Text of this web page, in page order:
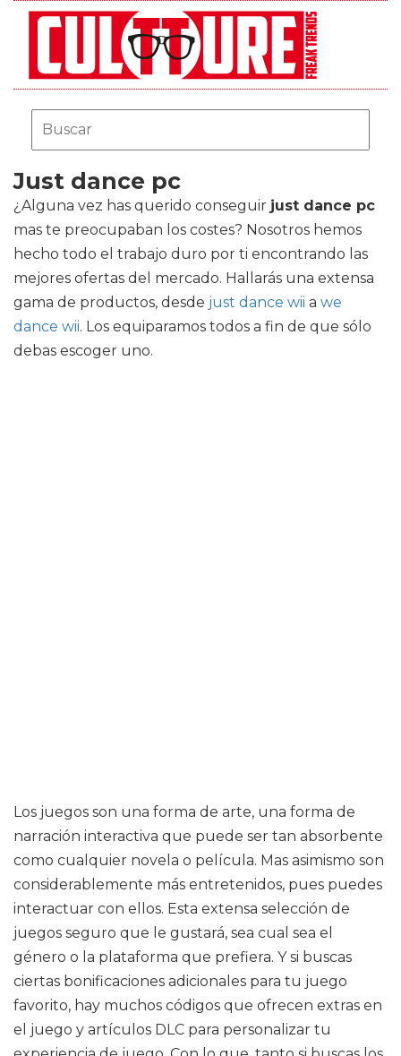
Just dance pc
¿Alguna vez has querido conseguir just dance pc
mas te preocupaban los costes? Nosotros hemos
hecho todo el trabajo duro por ti encontrando las
mejores ofertas del mercado. Hallarás una extensa
gama de productos, desde just dance wii a we
dance wii. Los equiparamos todos a fin de que sólo
debas escoger uno.
Los juegos son una forma de arte, una forma de
narración interactiva que puede ser tan absorbente
como cualquier novela o película. Mas asimismo son
considerablemente más entretenidos, pues puedes
interactuar con ellos. Esta extensa selección de
juegos seguro que le gustará, sea cual sea el
género o la plataforma que prefiera. Y si buscas
ciertas bonificaciones adicionales para tu juego
favorito, hay muchos códigos que ofrecen extras en
el juego y artículos DLC para personalizar tu